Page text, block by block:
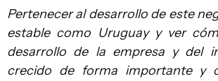
Pertenecer al desarrollo de este
estable como Uruguay y ver
desarrollo de la empresa y del
crecido de forma importante y